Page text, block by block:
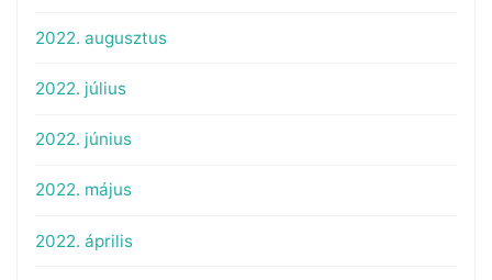
2022. augusztus
2022. július
2022. június
2022. május
2022. április